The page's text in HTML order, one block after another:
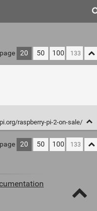
20 50 100
raspberry-pi-2-on-sale/
20 50 100